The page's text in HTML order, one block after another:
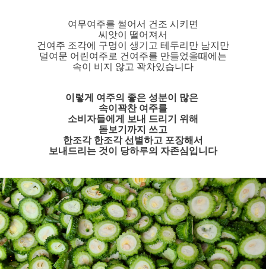
여무여주를 썰어서 건조 시키면
씨앗이 떨어져서
건여주 조각에 구멍이 생기고 테두리만 남지만
덜여문 어린여주로 건여주를 만들었을때에는
속이 비지 않고 꽉차있습니다
이렇게 여주의 좋은 성분이 많은
속이꽉찬 여주를
소비자들에게 보내 드리기 위해
돋보기까지 쓰고
한조각 한조각 선별하고 포장해서
보내드리는 것이 당하루의 자존심입니다